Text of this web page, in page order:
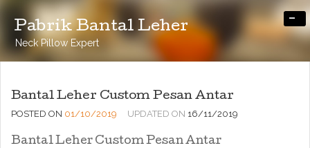
Pabrik Bantal Leher
Neck Pillow Expert
-
Bantal Leher Custom Pesan Antar
POSTED ON 01/10/2019 UPDATED ON 16/11/2019
Bantal Leher Custom Pesan Antar